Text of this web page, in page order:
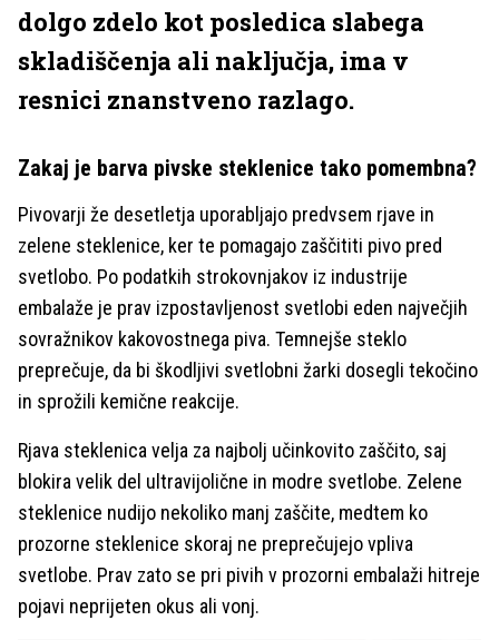
dolgo zdelo kot posledica slabega
skladiščenja ali naključja, ima v
resnici znanstveno razlago.
Zakaj je barva pivske steklenice tako pomembna?
Pivovarji že desetletja uporabljajo predvsem rjave in
zelene steklenice, ker te pomagajo zaščititi pivo pred
svetlobo. Po podatkih strokovnjakov iz industrije
embalaže je prav izpostavljenost svetlobi eden največjih
sovražnikov kakovostnega piva. Temnejše steklo
preprečuje, da bi škodljivi svetlobni žarki dosegli tekočino
in sprožili kemične reakcije.
Rjava steklenica velja za najbolj učinkovito zaščito, saj
blokira velik del ultravijolične in modre svetlobe. Zelene
steklenice nudijo nekoliko manj zaščite, medtem ko
prozorne steklenice skoraj ne preprečujejo vpliva
svetlobe. Prav zato se pri pivih v prozorni embalaži hitreje
pojavi neprijeten okus ali vonj.